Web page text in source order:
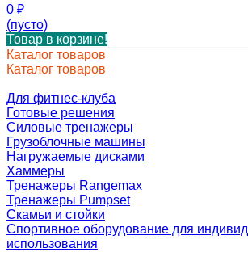
0 ₽
(пусто)
Товар в корзине!
Каталог товаров
Каталог товаров
Для фитнес-клуба
Готовые решения
Силовые тренажеры
Грузоблочные машины
Нагружаемые дисками
Хаммеры
Тренажеры Rangemax
Тренажеры Pumpset
Скамьи и стойки
Спортивное оборудование для
использования